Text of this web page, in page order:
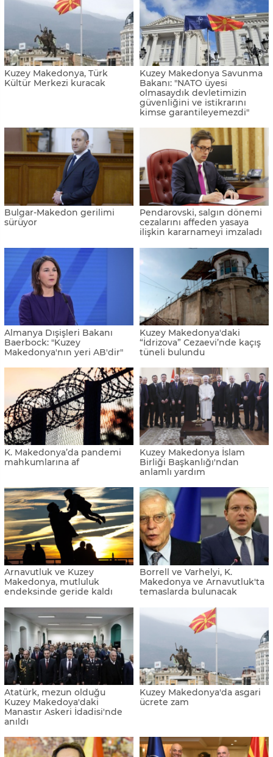
Kuzey Makedonya, Türk
Kültür Merkezi kuracak
Kuzey Makedonya Savunma
Bakanı: "NATO üyesi
olmasaydık devletimizin
güvenliğini ve istikrarını
kimse garantileyemezdi"
Bulgar-Makedon gerilimi
sürüyor
Pendarovski, salgın dönemi
cezalarını affeden yasaya
ilişkin kararnameyi imzaladı
Almanya Dışişleri Bakanı
Baerbock: "Kuzey
Makedonya'nın yeri AB'dir"
Kuzey Makedonya'daki
“İdrizova” Cezaevi’nde kaçış
tüneli bulundu
K. Makedonya’da pandemi
mahkumlarına af
Kuzey Makedonya İslam
Birliği Başkanlığı'ndan
anlamlı yardım
Arnavutluk ve Kuzey
Makedonya, mutluluk
endeksinde geride kaldı
Borrell ve Varhelyi, K.
Makedonya ve Arnavutluk'ta
temaslarda bulunacak
Atatürk, mezun olduğu
Kuzey Makedoya'daki
Manastır Askeri İdadisi'nde
anıldı
Kuzey Makedonya'da asgari
ücrete zam